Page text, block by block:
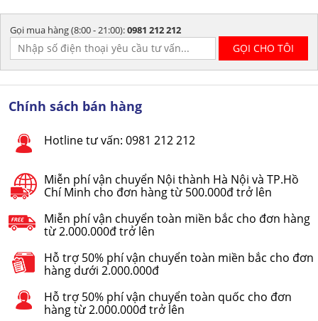
Gọi mua hàng (8:00 - 21:00):0981 212 212
Chính sách bán hàng
Hotline tư vấn: 0981 212 212
Miễn phí vận chuyển Nội thành Hà Nội và TP.Hồ
Chí Minh cho đơn hàng từ 500.000đ trở lên
Miễn phí vận chuyển toàn miền bắc cho đơn hàng
từ 2.000.000đ trở lên
Hỗ trợ 50% phí vận chuyển toàn miền bắc cho đơn
hàng dưới 2.000.000đ
Hỗ trợ 50% phí vận chuyển toàn quốc cho đơn
hàng từ 2.000.000đ trở lên